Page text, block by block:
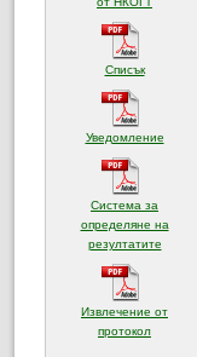
Списък(отваря
Уведомление
Система за
определяне на
резултатите
Извлечение от
протокол(отваря